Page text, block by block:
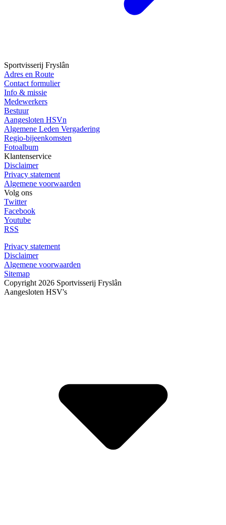
Sportvisserij Fryslân
Adres en Route
Contact formulier
Info & missie
Medewerkers
Bestuur
Aangesloten HSVn
Algemene Leden Vergadering
Regio-bijeenkomsten
Fotoalbum
Klantenservice
Disclaimer
Privacy statement
Algemene voorwaarden
Volg ons
Twitter
Facebook
Youtube
RSS
Privacy statement
Disclaimer
Algemene voorwaarden
Sitemap
Copyright 2026 Sportvisserij Fryslân
Aangesloten HSV's